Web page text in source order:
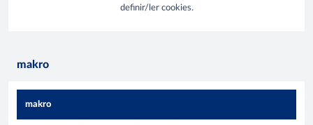
definir/ler cookies.
makro
makro